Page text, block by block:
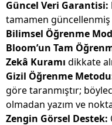
Güncel Veri Garantisi:
tamamen
Bilimsel Öğrenme
Bloom’un Tam
Zekâ Kuramı dikkate
Gizil Öğrenme
göre taranmıştır;
olmadan yazım ve
Zengin Görsel Destek: